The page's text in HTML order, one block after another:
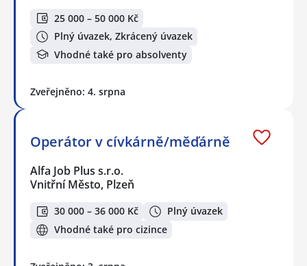
25 000 – 50 000 Kč
Plný úvazek, Zkrácený úvazek
Vhodné také pro absolventy
Zveřejněno: 4. srpna
Operátor v cívkárně/měďárně
Alfa Job Plus s.r.o.
Vnitřní Město, Plzeň
30 000 – 36 000 Kč
Plný úvazek
Vhodné také pro cizince